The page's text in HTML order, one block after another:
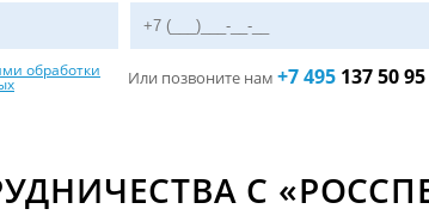
обработки Или позвоните нам +7 495 137 50 95
С